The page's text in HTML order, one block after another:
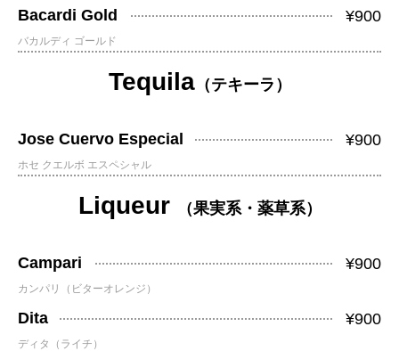
Bacardi Gold ¥900
バカルディ ゴールド
Tequila（テキーラ）
Jose Cuervo Especial ¥900
ホセ クエルボ エスペシャル
Liqueur （果実系・薬草系）
Campari ¥900
カンパリ（ビターオレンジ）
Dita ¥900
ディタ（ライチ）